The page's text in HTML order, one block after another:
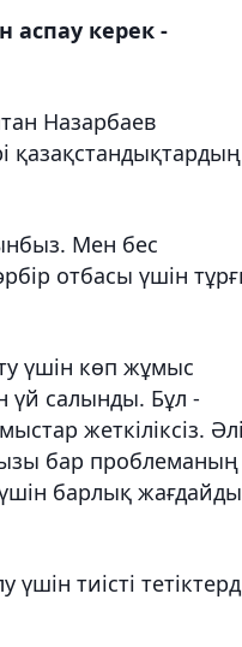
аспау керек -
Назарбаев
қазақстандықтардың
Мен бес
отбасы үшін
үшін көп жұмыс
үй салынды. Бұл -
жеткіліксіз.
бар проблеманың
үшін барлық жағдайды
тиісті